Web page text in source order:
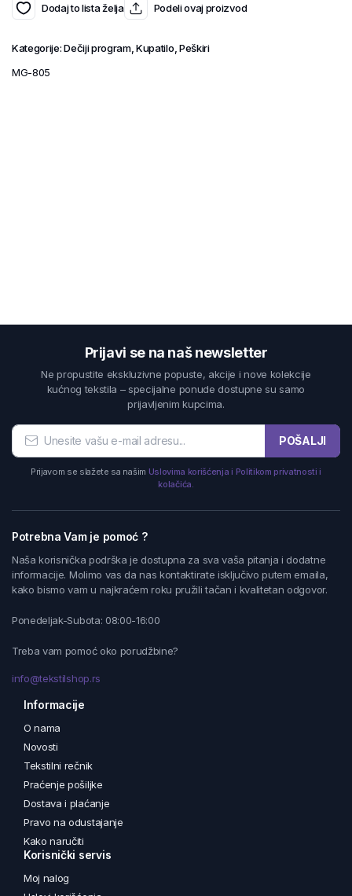
Dodaj to lista želja Podeli ovaj proizvod
Kategorije:Dečiji program,Kupatilo Peškiri
MG-805
Prijavi se na naš newsletter
Ne propustite ekskluzivne popuste, akcije i nove kolekcije
kućnog tekstila – specijalne ponude dostupne su samo
prijavljenim kupcima.
POŠALJI
Prijavom se slažete sa našim Uslovima korišćenja i Politikom privatnosti i
kolačića.
Potrebna Vam je pomoć ?
Naša korisnička podrška je dostupna za sva vaša pitanja i dodatne
informacije. Molimo vas da nas kontaktirate isključivo putem emaila,
kako bismo vam u najkraćem roku pružili tačan i kvalitetan odgovor.
Ponedeljak-Subota: 08:00-16:00
Treba vam pomoć oko porudžbine?
info@tekstilshop.rs
Informacije
O nama
Novosti
Tekstilni rečnik
Praćenje pošiljke
Dostava i plaćanje
Pravo na odustajanje
Kako naručiti
Korisnički servis
Moj nalog